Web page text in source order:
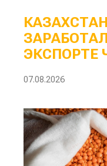
ЭКСПОРТЕ
07.08.2026